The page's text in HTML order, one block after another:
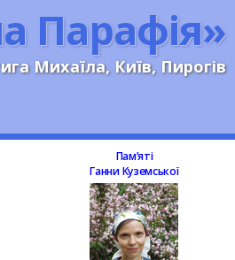
Парафія»
Михаїла, Київ, Пирогів
Памʼяті
Ганни Куземської